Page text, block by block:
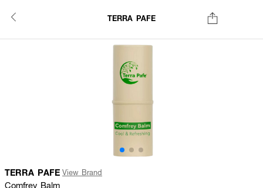
TERRA PAFE
TERRA PAFE View Brand
Comfrey Balm